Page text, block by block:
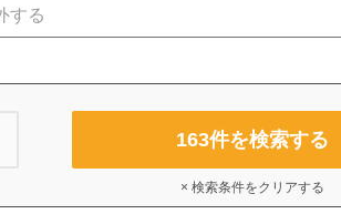
163件を検索する
× 検索条件をクリアする